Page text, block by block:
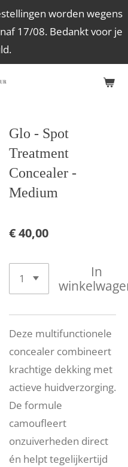
worden wegens
17/08. Bedankt voor je
Glo - Spot
Treatment
Concealer -
Medium
€ 40,00
In
Deze multifunctionele
concealer combineert
krachtige dekking met
actieve huidverzorging.
De formule
camoufleert
onzuiverheden direct
én helpt tegelijkertijd